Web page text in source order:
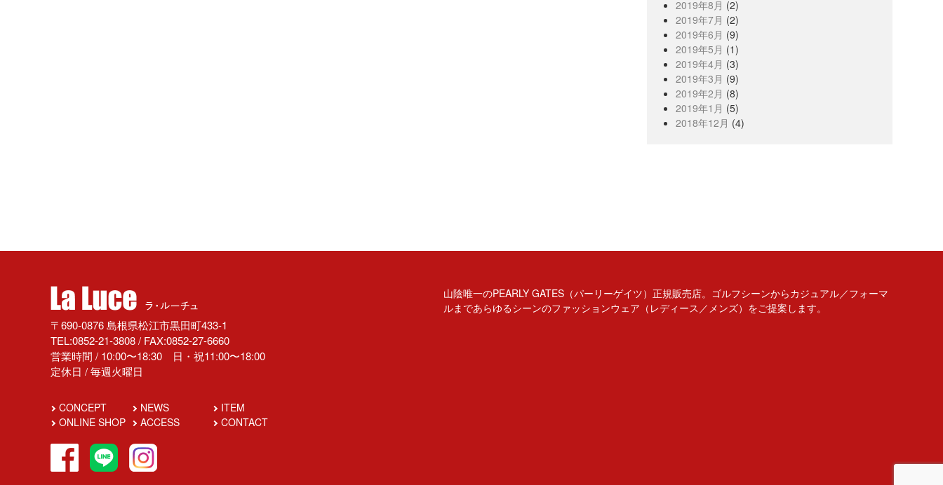
2019年8月 (2)
2019年7月 (2)
2019年6月 (9)
2019年5月 (1)
2019年4月 (3)
2019年3月 (9)
2019年2月 (8)
2019年1月 (5)
2018年12月 (4)
〒690-0876 島根県松江市黒田町433-1
TEL:0852-21-3808 / FAX:0852-27-6660
営業時間 / 10:00〜18:30 日・祝11:00〜18:00
定休日 / 毎週火曜日
CONCEPT NEWS
ITEM
ONLINE SHOP
ACCESS CONTACT
山陰唯一のPEARLY GATES（パーリーゲイツ）正規販売店。ゴルフシーンからカジュアル／フォーマ
ルまであらゆるシーンのファッションウェア（レディース／メンズ）をご提案します。